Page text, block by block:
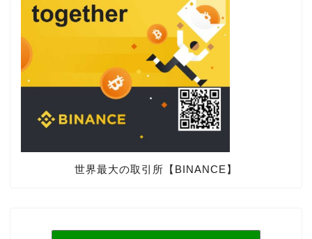
世界最大の取引所【BINANCE】